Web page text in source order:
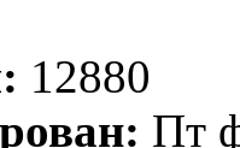
12880
Пт